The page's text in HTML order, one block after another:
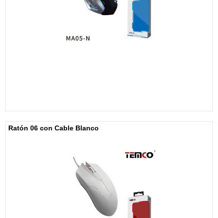
Ratón 06 con Cable Blanco